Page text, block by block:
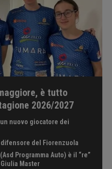
è tutto
2026/2027
nuovo giocatore dei
del Fiorenzuola
Programma Auto) è il “re”
Master